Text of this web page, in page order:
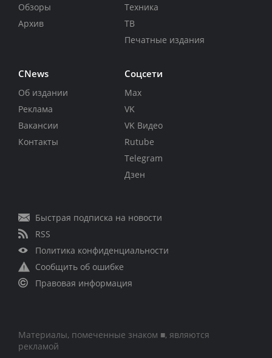
Обзоры
Архив
Техника
ТВ
Печатные издания
CNews
Об издании
Реклама
Вакансии
Контакты
Соцсети
Max
VK
VK Видео
Rutube
Telegram
Дзен
Быстрая подписка на новости
RSS
Политика конфиденциальности
Сообщить об ошибке
Правовая информация
Материалы, помеченные знаком ■, являются
рекламой